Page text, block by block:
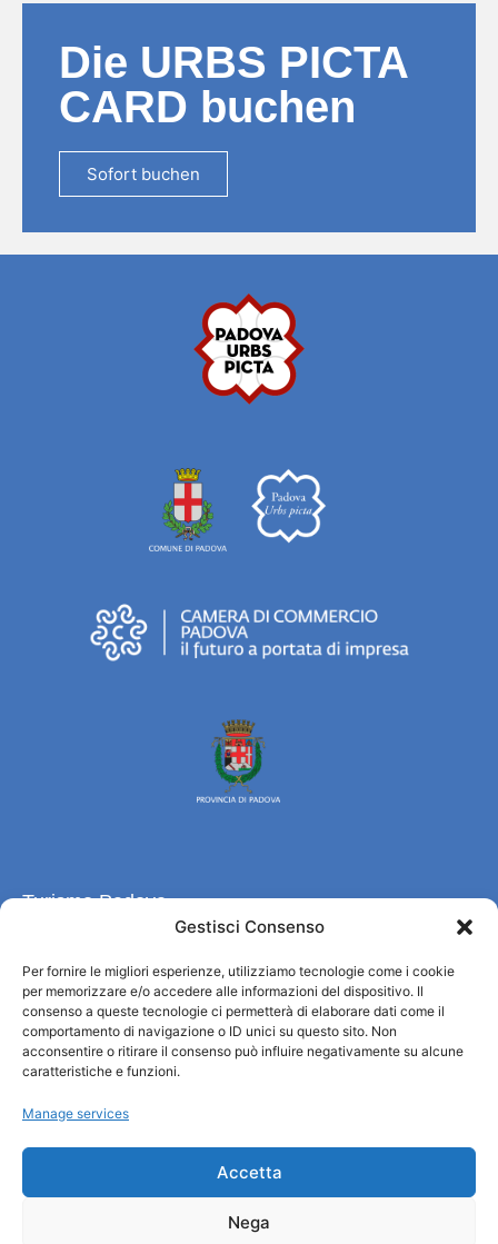
Gestisci Consenso
Per fornire le migliori esperienze, utilizziamo tecnologie come i cookie
per memorizzare e/o accedere alle informazioni del dispositivo. Il
consenso a queste tecnologie ci permetterà di elaborare dati come il
comportamento di navigazione o ID unici su questo sito. Non
acconsentire o ritirare il consenso può influire negativamente su alcune
caratteristiche e funzioni.
Manage services
Accetta
Nega
Die URBS PICTA
CARD buchen
Sofort buchen
Turismo Padova
Informationsbüro und touristenempfang / IAT
Datenschutzbestimmungen
Cookie Policy (UE)
Credits
Informationen